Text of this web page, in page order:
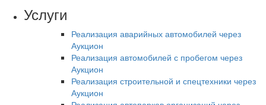
Услуги
Реализация аварийных автомобилей через
Аукцион
Реализация автомобилей с пробегом через
Аукцион
Реализация строительной и спецтехники через
Аукцион